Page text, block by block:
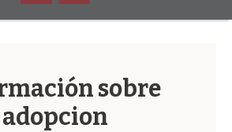
sobre
adopcion